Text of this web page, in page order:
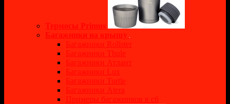
Термосы Primus
Багажники на крышу
Багажники Rollster
Багажники Thule
Багажники Атлант
Багажники Lux
Багажники Turtle
Багажники Atera
Примеры багажников в сб